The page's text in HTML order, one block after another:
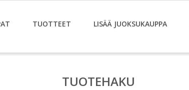
TUOTTEET LISÄÄ JUOKSUKAUPPA
TUOTEHAKU